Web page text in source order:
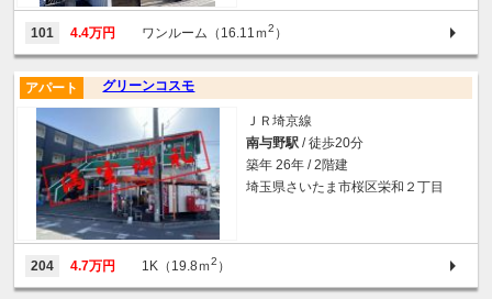
101 4.4万円 ワンルーム（16.11ｍ2 ）
グリーンコスモ
アパート
ＪＲ埼京線
南与野駅 / 徒歩20分
築年 26年 / 2階建
埼玉県さいたま市桜区栄和２丁目
204 4.7万円 1K（19.8ｍ2 ）